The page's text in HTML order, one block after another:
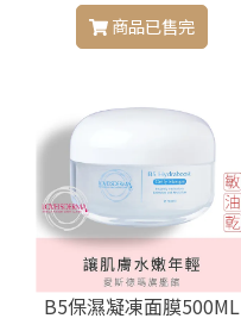
商品已售完
B5保濕凝凍面膜500ML